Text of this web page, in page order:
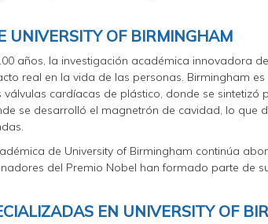
UNIVERSITY OF BIRMINGHAM
años, la investigación académica innovadora
real en la vida de las personas. Birmingham
cardíacas de plástico, donde se sintetizó
se desarrolló el magnetrón de cavidad, lo que
de University of Birmingham continúa
del Premio Nobel han formado parte de
EN UNIVERSITY OF